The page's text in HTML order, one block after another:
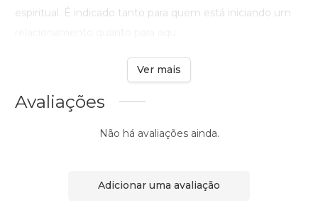
espiritual. É indicado tanto para quem está iniciando um
Ver mais
Avaliações
Não há avaliações ainda.
Adicionar uma avaliação